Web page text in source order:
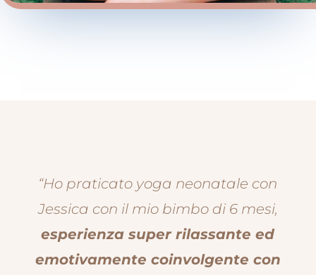
“Ho praticato yoga neonatale con
Jessica con il mio bimbo di 6 mesi,
esperienza super rilassante ed
emotivamente coinvolgente con